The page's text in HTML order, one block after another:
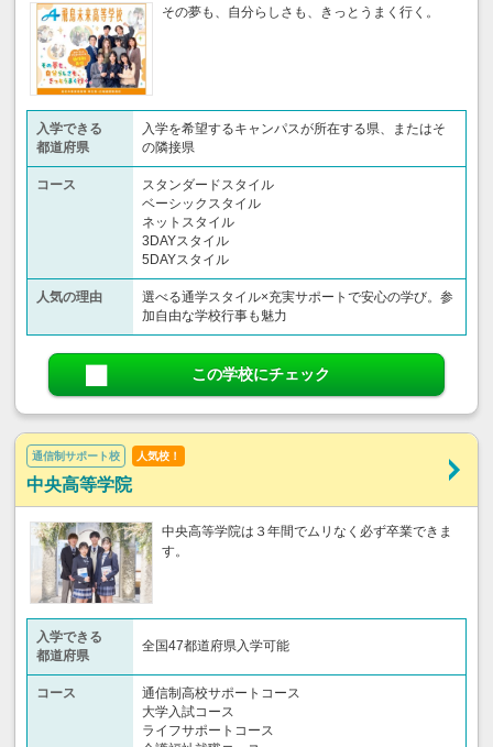
その夢も、自分らしさも、きっとうまく行く。
入学できる
都道府県
入学を希望するキャンパスが所在する県、またはそ
の隣接県
コース
スタンダードスタイル
ベーシックスタイル
ネットスタイル
3DAYスタイル
5DAYスタイル
人気の理由
選べる通学スタイル×充実サポートで安心の学び。参
加自由な学校行事も魅力
この学校にチェック
通信制サポート校 人気校！
中央高等学院
中央高等学院は３年間でムリなく必ず卒業できま
す。
入学できる
都道府県
全国47都道府県入学可能
コース
通信制高校サポートコース
大学入試コース
ライフサポートコース